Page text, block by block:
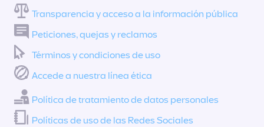
Transparencia y acceso a la información pública
Peticiones, quejas y reclamos
Términos y condiciones de uso
Accede a nuestra línea ética
Política de tratamiento de datos personales
Políticas de uso de las Redes Sociales